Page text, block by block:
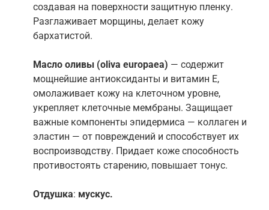
создавая на поверхности защитную пленку.
Разглаживает морщины, делает кожу
бархатистой.
Масло оливы (oliva europaea) — содержит
мощнейшие антиоксиданты и витамин Е,
омолаживает кожу на клеточном уровне,
укрепляет клеточные мембраны. Защищает
важные компоненты эпидермиса — коллаген и
эластин — от повреждений и способствует их
воспроизводству. Придает коже способность
противостоять старению, повышает тонус.
Отдушка: мускус.